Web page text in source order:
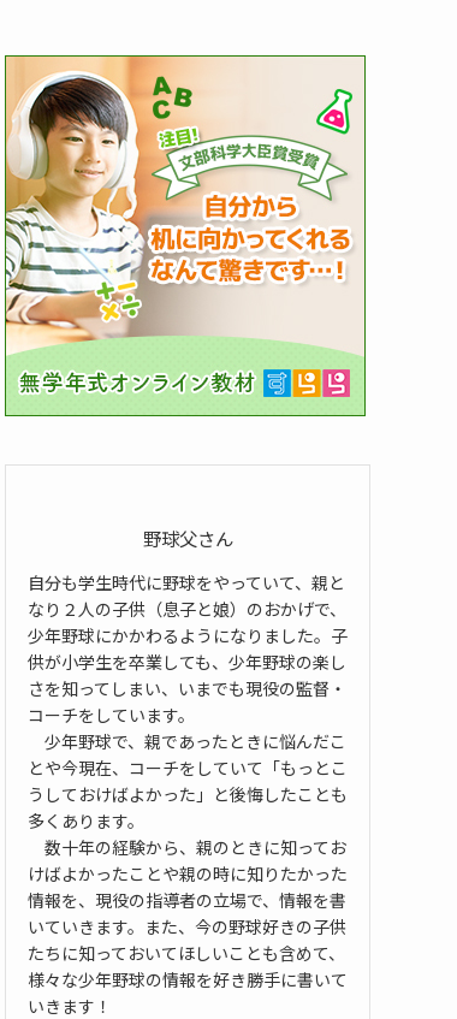
野球父さん
自分も学生時代に野球をやっていて、親と
なり２人の子供（息子と娘）のおかげで、
少年野球にかかわるようになりました。子
供が小学生を卒業しても、少年野球の楽し
さを知ってしまい、いまでも現役の監督・
コーチをしています。
少年野球で、親であったときに悩んだこ
とや今現在、コーチをしていて「もっとこ
うしておけばよかった」と後悔したことも
多くあります。
数十年の経験から、親のときに知ってお
けばよかったことや親の時に知りたかった
情報を、現役の指導者の立場で、情報を書
いていきます。また、今の野球好きの子供
たちに知っておいてほしいことも含めて、
様々な少年野球の情報を好き勝手に書いて
いきます！